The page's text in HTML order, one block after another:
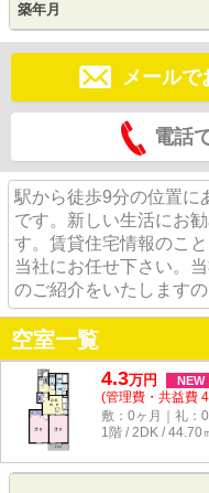
築年月
メールで
電話
駅から徒歩9分の位置に
です。新しい生活にお
す。賃貸住宅情報のこ
当社にお任せ下さい。
のご紹介をいたします
空室一覧
4.3万円 NEW
(管理費・共益費
敷：0ヶ月｜礼：
1階 / 2DK / 44.70